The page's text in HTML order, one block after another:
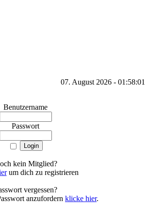
07. August 2026 - 01:58:01
Benutzername
Passwort
kein Mitglied?
um dich zu registrieren
vergessen?
anzufordern klicke hier.